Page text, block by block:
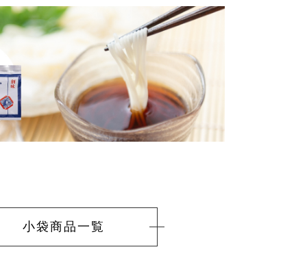
小袋商品一覧